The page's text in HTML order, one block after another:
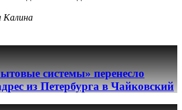
Калина
системы» перенесло
из Петербурга в Чайковский